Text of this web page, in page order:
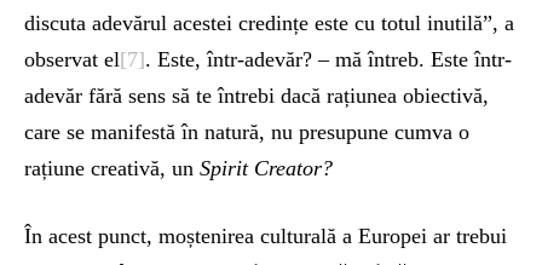
discuta adevărul acestei credințe este cu totul inutilă”, a
observat el[7]. Este, într-adevăr? – mă întreb. Este într-
adevăr fără sens să te întrebi dacă rațiunea obiectivă,
care se manifestă în natură, nu presupune cumva o
rațiune creativă, un Spirit Creator?
În acest punct, moștenirea culturală a Europei ar trebui